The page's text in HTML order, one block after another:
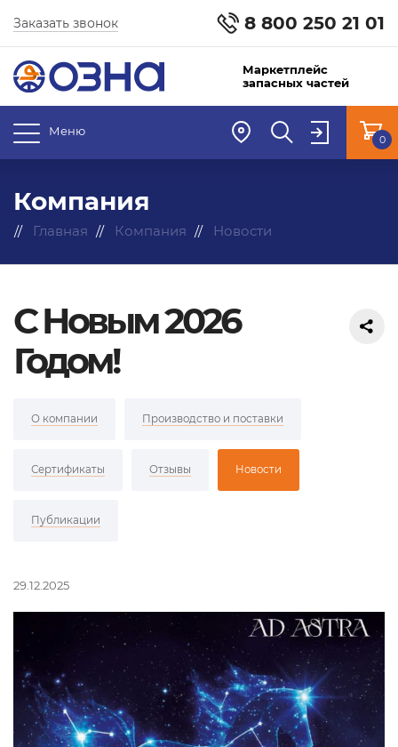
8 800 250 21 01
Заказать звонок
Маркетплейс
запасных частей
Меню
0
Компания
Главная Компания Новости
С Новым 2026
Годом!
О компании Производство и поставки
Сертификаты Отзывы Новости
Публикации
29.12.2025